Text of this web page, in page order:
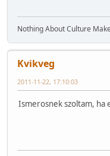
Nothing About Culture
Kvikveg
2011-11-22, 17:10:03
Ismerosnek szoltam, ha